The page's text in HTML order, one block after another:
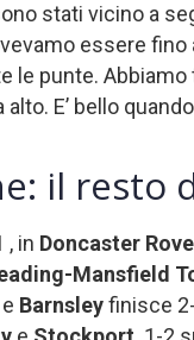
stati vicino a
essere fino
le punte.
E’ bello
il resto
, in Doncaster
Mansfield
e Barnsleyfinisce